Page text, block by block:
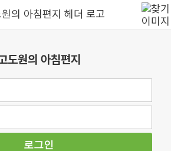
도원의 아침편지
로그인